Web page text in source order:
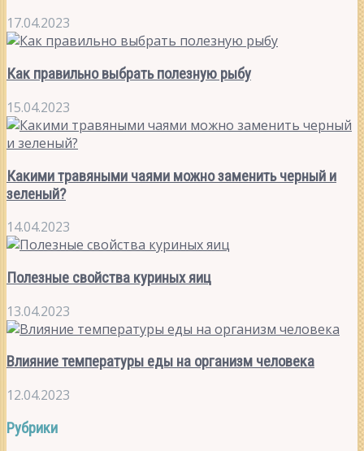
17.04.2023
Как правильно выбрать полезную рыбу
15.04.2023
Какими травяными чаями можно заменить черный и
зеленый?
14.04.2023
Полезные свойства куриных яиц
13.04.2023
Влияние температуры еды на организм человека
12.04.2023
Рубрики